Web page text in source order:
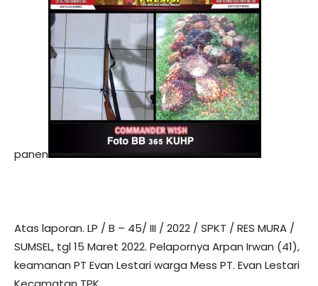
panen
Atas laporan. LP / B – 45/ III / 2022 / SPKT / RES MURA /
SUMSEL, tgl 15 Maret 2022. Pelapornya Arpan Irwan (41),
keamanan PT Evan Lestari warga Mess PT. Evan Lestari